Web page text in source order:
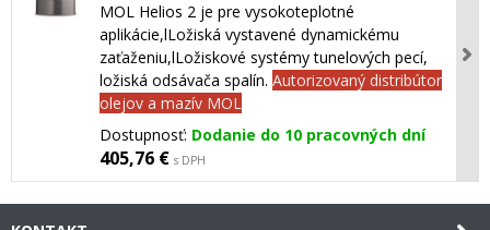
MOL Helios 2 je pre vysokoteplotné
aplikácie,lLožiská vystavené dynamickému
zaťaženiu,lLožiskové systémy tunelových pecí,
ložiská odsávača spalín. Autorizovaný distribútor
olejov a mazív MOL
Dostupnosť: Dodanie do 10 pracovných dní
405,76 € s DPH